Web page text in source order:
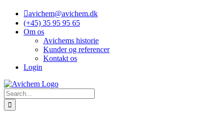
Skip
content
avichem@avichem.dk
(+45) 35 95 95 65
Om os
Avichems historie
Kunder og referencer
Kontakt os
Login
Search
for: